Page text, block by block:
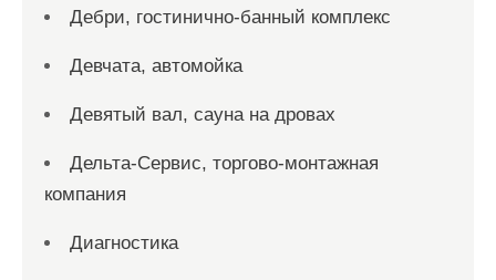
Дебри, гостинично-банный комплекс
Девчата, автомойка
Девятый вал, сауна на дровах
Дельта-Сервис, торгово-монтажная
компания
Диагностика